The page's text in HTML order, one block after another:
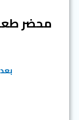
محضر